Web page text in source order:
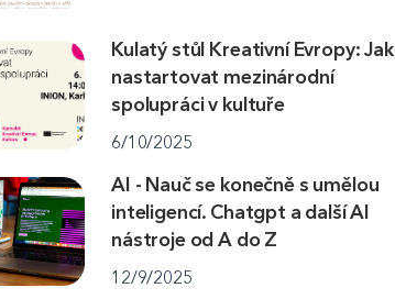
Kulatý stůl Kreativní Evropy: Jak
nastartovat mezinárodní
spolupráci v kultuře
6/10/2025
AI - Nauč se konečně s umělou
inteligencí. Chatgpt a další AI
nástroje od A do Z
12/9/2025